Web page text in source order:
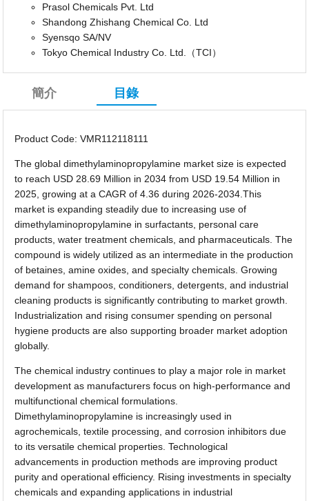
Prasol Chemicals Pvt. Ltd
Shandong Zhishang Chemical Co. Ltd
Syensqo SA/NV
Tokyo Chemical Industry Co. Ltd.（TCI）
簡介 目錄
Product Code: VMR112118111
The global dimethylaminopropylamine market size is expected
to reach USD 28.69 Million in 2034 from USD 19.54 Million in
2025, growing at a CAGR of 4.36 during 2026-2034.This
market is expanding steadily due to increasing use of
dimethylaminopropylamine in surfactants, personal care
products, water treatment chemicals, and pharmaceuticals. The
compound is widely utilized as an intermediate in the production
of betaines, amine oxides, and specialty chemicals. Growing
demand for shampoos, conditioners, detergents, and industrial
cleaning products is significantly contributing to market growth.
Industrialization and rising consumer spending on personal
hygiene products are also supporting broader market adoption
globally.
The chemical industry continues to play a major role in market
development as manufacturers focus on high-performance and
multifunctional chemical formulations.
Dimethylaminopropylamine is increasingly used in
agrochemicals, textile processing, and corrosion inhibitors due
to its versatile chemical properties. Technological
advancements in production methods are improving product
purity and operational efficiency. Rising investments in specialty
chemicals and expanding applications in industrial